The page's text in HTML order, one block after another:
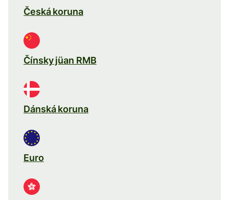
Česká koruna
Čínsky jüan RMB
Dánská koruna
Euro